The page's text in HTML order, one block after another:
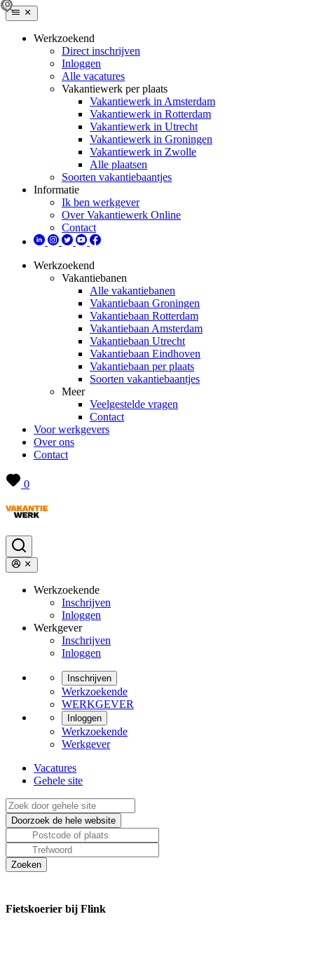
Werkzoekend
Direct inschrijven
Inloggen
Alle vacatures
Vakantiewerk per plaats
Vakantiewerk in Amsterdam
Vakantiewerk in Rotterdam
Vakantiewerk in Utrecht
Vakantiewerk in Groningen
Vakantiewerk in Zwolle
Alle plaatsen
Soorten vakantiebaantjes
Informatie
Ik ben werkgever
Over Vakantiewerk Online
Contact
Werkzoekend
Vakantiebanen
Alle vakantiebanen
Vakantiebaan Groningen
Vakantiebaan Rotterdam
Vakantiebaan Amsterdam
Vakantiebaan Utrecht
Vakantiebaan Eindhoven
Vakantiebaan per plaats
Soorten vakantiebaantjes
Meer
Veelgestelde vragen
Contact
Voor werkgevers
Over ons
Contact
0
Werkzoekende
Inschrijven
Inloggen
Werkgever
Inschrijven
Inloggen
Inschrijven
Werkzoekende
WERKGEVER
Inloggen
Werkzoekende
Werkgever
Vacatures
Gehele site
Fietskoerier bij Flink